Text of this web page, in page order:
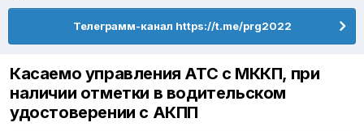
Телеграмм-канал https://t.me/prg2022
Касаемо управления АТС с МККП, при
наличии отметки в водительском
удостоверении с АКПП